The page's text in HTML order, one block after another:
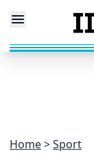
Home Sport